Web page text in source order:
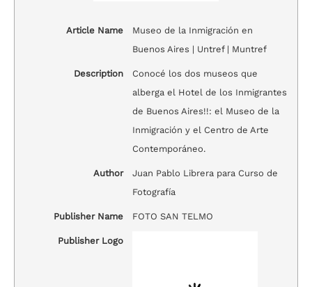
Article Name
Museo de la Inmigración en
Buenos Aires | Untref | Muntref
Description
Conocé los dos museos que
alberga el Hotel de los Inmigrantes
de Buenos Aires!!: el Museo de la
Inmigración y el Centro de Arte
Contemporáneo.
Author
Juan Pablo Librera para Curso de
Fotografía
Publisher Name FOTO SAN TELMO
Publisher Logo